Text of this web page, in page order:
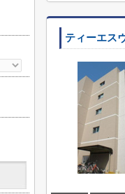
ティーエス